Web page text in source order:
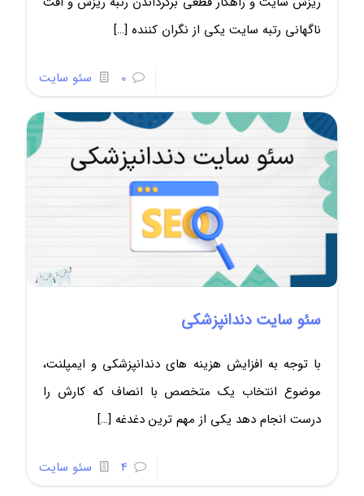
ناگهانی رتبه سایت یکی از نگران کننده […]
0 سئو سایت
سئو سایت دندانپزشکی
با توجه به افزایش هزینه های دندانپزشکی و ایمپلنت،
موضوع انتخاب یک متخصص با انصاف که کارش را
درست انجام دهد یکی از مهم ترین دغدغه […]
4 سئو سایت